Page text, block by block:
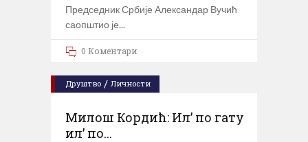
Председник Србије Александар Вучић
саопштио је
0 Коментари
Друштво / Личности
Милош Кордић: Ил’ по гату
ил’ по...